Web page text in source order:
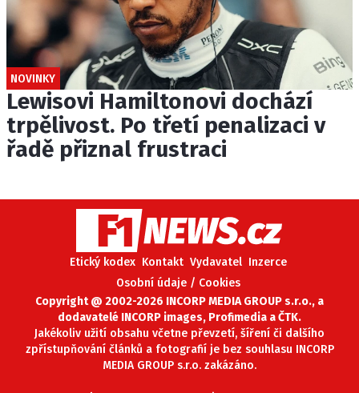
NOVINKY
Lewisovi Hamiltonovi dochází
trpělivost. Po třetí penalizaci v
řadě přiznal frustraci
Etický kodex Kontakt Vydavatel Inzerce
Osobní údaje / Cookies
Copyright @ 2002-2026 INCORP MEDIA GROUP s.r.o., a
dodavatelé INCORP images, Profimedia a ČTK.
Jakékoliv užití obsahu včetne převzetí, šíření či dalšího
zpřístupňování článků a fotografií je bez souhlasu INCORP
MEDIA GROUP s.r.o. zakázáno.